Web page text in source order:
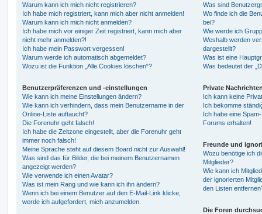
Warum kann ich mich nicht registrieren?
Ich habe mich registriert, kann mich aber nicht anmelden!
Warum kann ich mich nicht anmelden?
Ich habe mich vor einiger Zeit registriert, kann mich aber
nicht mehr anmelden?!
Ich habe mein Passwort vergessen!
Warum werde ich automatisch abgemeldet?
Wozu ist die Funktion „Alle Cookies löschen“?
Benutzerpräferenzen und -einstellungen
Wie kann ich meine Einstellungen ändern?
Wie kann ich verhindern, dass mein Benutzername in der
Online-Liste auftaucht?
Die Forenuhr geht falsch!
Ich habe die Zeitzone eingestellt, aber die Forenuhr geht
immer noch falsch!
Meine Sprache steht auf diesem Board nicht zur Auswahl!
Was sind das für Bilder, die bei meinem Benutzernamen
angezeigt werden?
Wie verwende ich einen Avatar?
Was ist mein Rang und wie kann ich ihn ändern?
Wenn ich bei einem Benutzer auf den E-Mail-Link klicke,
werde ich aufgefordert, mich anzumelden.
Was sind
Wo finde ich die
bei?
Wie werde ich
Weshalb werden
dargestellt?
Was ist eine
Was bedeutet der
Private
Ich kann keine
Ich bekomme
Ich habe eine
Forums erhalten!
Freunde und
Wozu benötige ich
Mitglieder?
Wie kann ich
der ignorierten
den Listen
Die Foren